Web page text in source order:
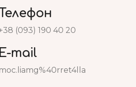
(093) 190 40 20
E-mail
moc.liamg%40rret4lla